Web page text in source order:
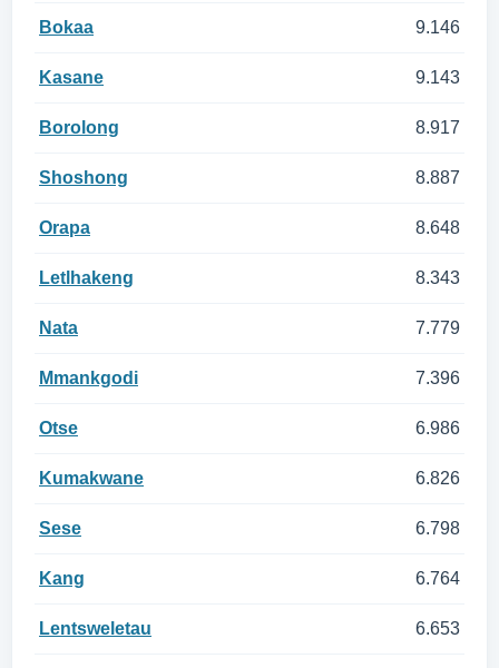
Bokaa 9.146
Kasane 9.143
Borolong 8.917
Shoshong 8.887
Orapa 8.648
Letlhakeng 8.343
Nata 7.779
Mmankgodi 7.396
Otse 6.986
Kumakwane 6.826
Sese 6.798
Kang 6.764
Lentsweletau 6.653